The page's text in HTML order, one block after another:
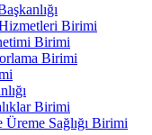
Birimi
Birimi
Birimi
Birimi
Sağlığı Birimi